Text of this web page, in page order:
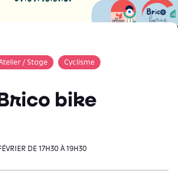
/ Stage Cyclisme
bike
DE 17H30 À 19H30